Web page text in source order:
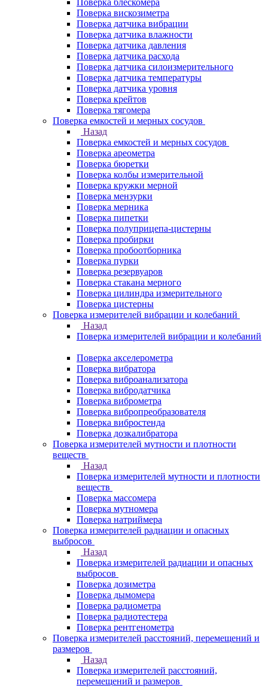
Поверка блескомера
Поверка вискозиметра
Поверка датчика вибрации
Поверка датчика влажности
Поверка датчика давления
Поверка датчика расхода
Поверка датчика силоизмерительного
Поверка датчика температуры
Поверка датчика уровня
Поверка крейтов
Поверка тягомера
Поверка емкостей и мерных сосудов
Назад
Поверка емкостей и мерных сосудов
Поверка ареометра
Поверка бюретки
Поверка колбы измерительной
Поверка кружки мерной
Поверка мензурки
Поверка мерника
Поверка пипетки
Поверка полуприцепа-цистерны
Поверка пробирки
Поверка пробоотборника
Поверка пурки
Поверка резервуаров
Поверка стакана мерного
Поверка цилиндра измерительного
Поверка цистерны
Поверка измерителей вибрации и колебаний
Назад
Поверка измерителей вибрации и колебаний
Поверка акселерометра
Поверка вибратора
Поверка виброанализатора
Поверка вибродатчика
Поверка виброметра
Поверка вибропреобразователя
Поверка вибростенда
Поверка дозкалибратора
Поверка измерителей мутности и плотности
веществ
Назад
Поверка измерителей мутности и плотности
веществ
Поверка массомера
Поверка мутномера
Поверка натриймера
Поверка измерителей радиации и опасных
выбросов
Назад
Поверка измерителей радиации и опасных
выбросов
Поверка дозиметра
Поверка дымомера
Поверка радиометра
Поверка радиотестера
Поверка рентгенометра
Поверка измерителей расстояний, перемещений и
размеров
Назад
Поверка измерителей расстояний,
перемещений и размеров